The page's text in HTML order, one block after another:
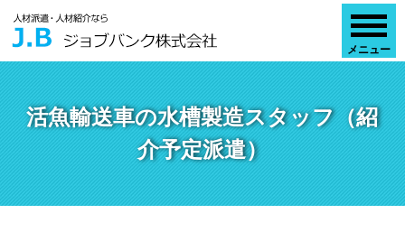
活魚輸送車の水槽製造スタッフ（紹
介予定派遣）